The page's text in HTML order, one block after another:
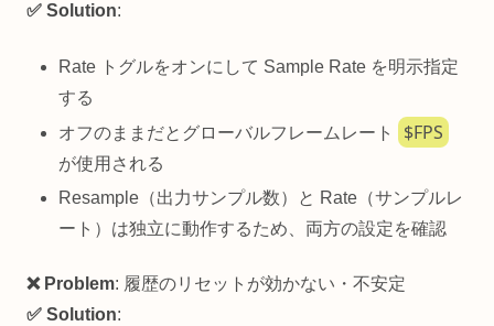
✅ Solution:
Rate トグルをオンにして Sample Rate を明示指定
する
オフのままだとグローバルフレームレート
$FPS
が使用される
Resample（出力サンプル数）と Rate（サンプルレ
ート）は独立に動作するため、両方の設定を確認
❌ Problem: 履歴のリセットが効かない・不安定
✅ Solution: